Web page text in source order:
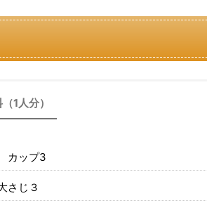
1人分）
カップ3
じ３